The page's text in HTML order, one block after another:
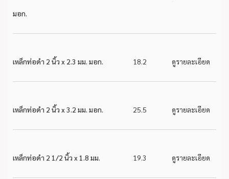
มอก.
เหล็กท่อดำ 2 นิ้ว x 2.3 มม. มอก. 18.2 ดูรายละเอียด
เหล็กท่อดำ 2 นิ้ว x 3.2 มม. มอก. 25.5 ดูรายละเอียด
เหล็กท่อดำ 2 1/2 นิ้ว x 1.8 มม. 19.3 ดูรายละเอียด